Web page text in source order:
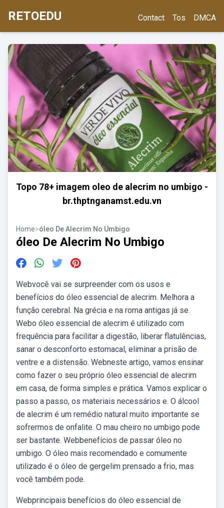
RETOEDU Contact Tos DMCA
Topo 78+ imagem oleo de alecrim no umbigo -
br.thptnganamst.edu.vn
Home>óleo De Alecrim No Umbigo
óleo De Alecrim No Umbigo
Webvocê vai se surpreender com os usos e
benefícios do óleo essencial de alecrim. Melhora a
função cerebral. Na grécia e na roma antigas já se.
Webo óleo essencial de alecrim é utilizado com
frequência para facilitar a digestão, liberar flatulências,
sanar o desconforto estomacal, eliminar a prisão de
ventre e a distensão. Webneste artigo, vamos ensinar
como fazer o seu próprio óleo essencial de alecrim
em casa, de forma simples e prática. Vamos explicar o
passo a passo, os materiais necessários e. O álcool
de alecrim é um remédio natural muito importante se
sofrermos de onfalite. O mau cheiro no umbigo pode
ser bastante. Webbenefícios de passar óleo no
umbigo. O óleo mais recomendado e comumente
utilizado é o óleo de gergelim prensado a frio, mas
você também pode.
Webprincipais benefícios do óleo essencial de